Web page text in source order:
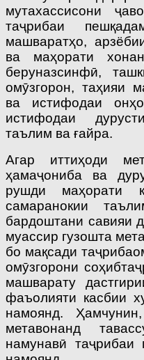
мутахассисони
таҷрибаи
машваратҳо,
ва маҳорати
беруназсинфӣ,
омӯзгорон, таҳияи
ва истифодаи
истифодаи
таълим ва ғайра.
Агар иттиҳоди
ҳамаҷониба ва
рушди маҳорати
самаранокии
бардоштани савияи
муассир гузошта
бо мақсади
омӯзгорони
машварату
фаъолияти касбии
намоянд.
метавонанд
намунавӣ таҷрибаи